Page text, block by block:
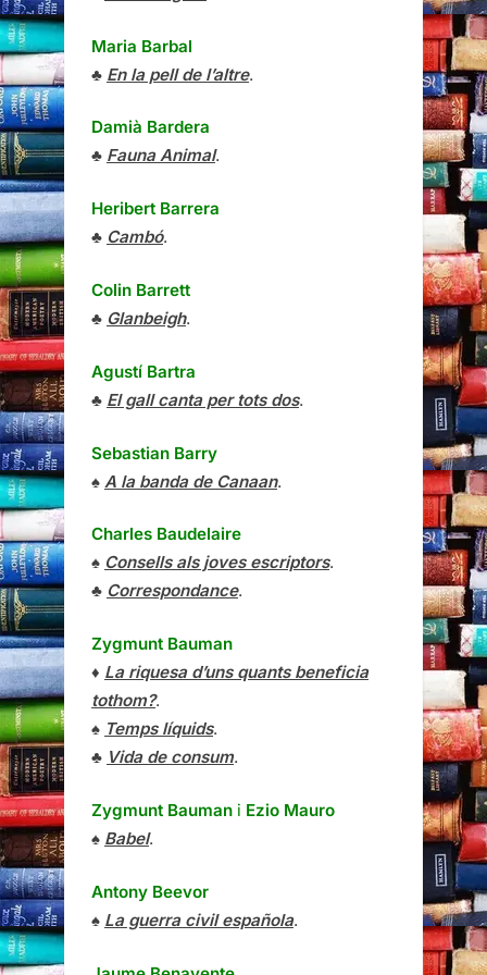
Maria Barbal
♣ En la pell de l’altre.
Damià Bardera
♣ Fauna Animal.
Heribert Barrera
♣ Cambó.
Colin Barrett
♣ Glanbeigh.
Agustí Bartra
♣ El gall canta per tots dos.
Sebastian Barry
♠ A la banda de Canaan.
Charles Baudelaire
♠ Consells als joves escriptors.
♣ Correspondance.
Zygmunt Bauman
♦ La riquesa d’uns quants beneficia
tothom?.
♠ Temps líquids.
♣ Vida de consum.
Zygmunt Bauman i Ezio Mauro
♠ Babel.
Antony Beevor
♠ La guerra civil española.